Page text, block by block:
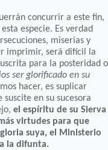
concurrir a este fin,
especie. Es verdad
miserias y
imprimir, será difícil la
para la posteridad o
ser glorificado en su
hacer, es suplicar
en su sucesora
el espíritu de su Sierva
virtudes para que
suya, el Ministerio
la difunta.